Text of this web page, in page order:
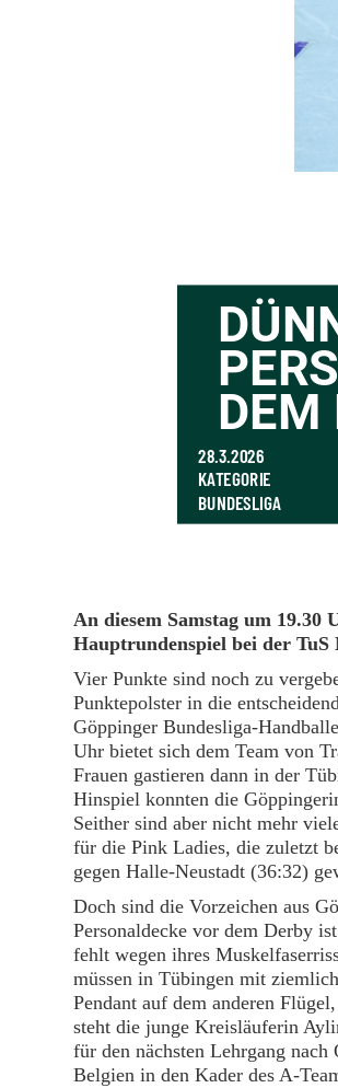
DEM
28.3.2026
KATEGORIE
BUNDESLIGA
An diesem Samstag um
Hauptrundenspiel bei der TuS
Vier Punkte sind noch zu
Punktepolster in die
Göppinger Bundesliga-
Uhr bietet sich dem Team von
Frauen gastieren dann in der
Hinspiel konnten die
Seither sind aber nicht mehr
für die Pink Ladies, die zuletzt
gegen Halle-Neustadt (36:32)
Doch sind die Vorzeichen aus
Personaldecke vor dem Derby
fehlt wegen ihres
müssen in Tübingen mit
Pendant auf dem anderen
steht die junge Kreisläuferin
für den nächsten Lehrgang
Belgien in den Kader des A-